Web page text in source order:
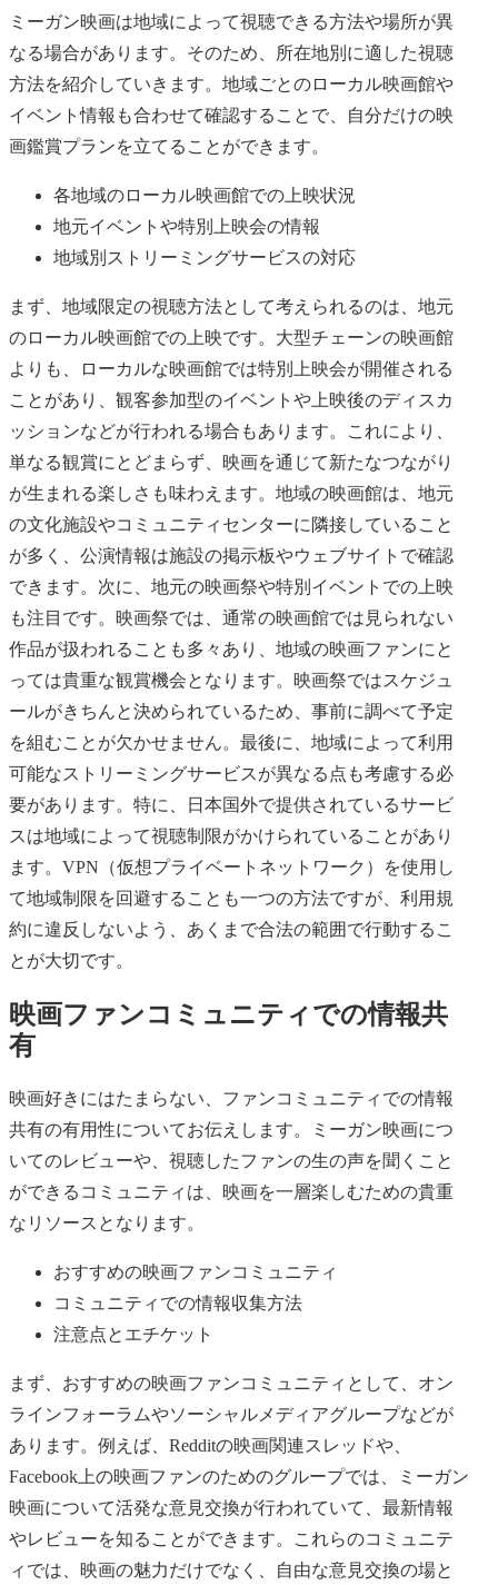
ミーガン映画は地域によって視聴できる方法や場所が異
なる場合があります。そのため、所在地別に適した視聴
方法を紹介していきます。地域ごとのローカル映画館や
イベント情報も合わせて確認することで、自分だけの映
画鑑賞プランを立てることができます。
各地域のローカル映画館での上映状況
地元イベントや特別上映会の情報
地域別ストリーミングサービスの対応
まず、地域限定の視聴方法として考えられるのは、地元
のローカル映画館での上映です。大型チェーンの映画館
よりも、ローカルな映画館では特別上映会が開催される
ことがあり、観客参加型のイベントや上映後のディスカ
ッションなどが行われる場合もあります。これにより、
単なる観賞にとどまらず、映画を通じて新たなつながり
が生まれる楽しさも味わえます。地域の映画館は、地元
の文化施設やコミュニティセンターに隣接していること
が多く、公演情報は施設の掲示板やウェブサイトで確認
できます。次に、地元の映画祭や特別イベントでの上映
も注目です。映画祭では、通常の映画館では見られない
作品が扱われることも多々あり、地域の映画ファンにと
っては貴重な観賞機会となります。映画祭ではスケジュ
ールがきちんと決められているため、事前に調べて予定
を組むことが欠かせません。最後に、地域によって利用
可能なストリーミングサービスが異なる点も考慮する必
要があります。特に、日本国外で提供されているサービ
スは地域によって視聴制限がかけられていることがあり
ます。VPN（仮想プライベートネットワーク）を使用し
て地域制限を回避することも一つの方法ですが、利用規
約に違反しないよう、あくまで合法の範囲で行動するこ
とが大切です。
映画ファンコミュニティでの情報共
有
映画好きにはたまらない、ファンコミュニティでの情報
共有の有用性についてお伝えします。ミーガン映画につ
いてのレビューや、視聴したファンの生の声を聞くこと
ができるコミュニティは、映画を一層楽しむための貴重
なリソースとなります。
おすすめの映画ファンコミュニティ
コミュニティでの情報収集方法
注意点とエチケット
まず、おすすめの映画ファンコミュニティとして、オン
ラインフォーラムやソーシャルメディアグループなどが
あります。例えば、Redditの映画関連スレッドや、
Facebook上の映画ファンのためのグループでは、ミーガン
映画について活発な意見交換が行われていて、最新情報
やレビューを知ることができます。これらのコミュニテ
ィでは、映画の魅力だけでなく、自由な意見交換の場と